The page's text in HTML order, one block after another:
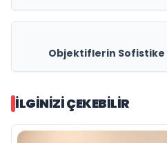
Objektiflerin Sofistike
İLGINIZI ÇEKEBILIR